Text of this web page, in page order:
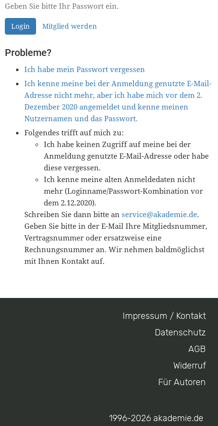
Geben Sie bitte Ihr Passwort ein.
Login Mitglied werden
Probleme?
Ich habe mein Passwort vergessen
Ich kenne meine bei der Anmeldung genutzte E-Mail-
Adresse nicht mehr, aber ich habe mich vor dem 2.
Dezember 2020 angemeldet und kenne meinen
Nutzernamen und das Passwort.
Folgendes trifft auf mich zu:
Ich habe keinen Zugriff auf meine bei der
Anmeldung genutzte E-Mail-Adresse oder habe
diese vergessen.
Ich kenne meine alten Anmeldedaten nicht
mehr (Loginname/Passwort-Kombination vor
dem 2.12.2020).
Schreiben Sie dann bitte an service@akademie.de.
Geben Sie bitte in der E-Mail Ihre Mitgliedsnummer,
Vertragsnummer oder ersatzweise eine
Rechnungsnummer an. Wir nehmen baldmöglichst
mit Ihnen Kontakt auf.
Impressum / Kontakt
Datenschutz
AGB
Widerruf
Für Autoren
1996-2026 akademie.de